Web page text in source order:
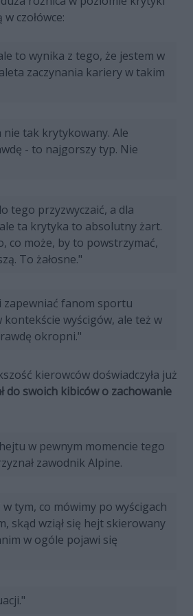
czołówce:
to wynika z tego, że jestem w
zaczynania kariery w takim
nie tak krytykowany. Ale
- to najgorszy typ. Nie
tego przyzwyczaić, a dla
ta krytyka to absolutny żart.
co może, by to powstrzymać,
To żałosne."
zapewniać fanom sportu
wyścigów, ale też w
okropni."
kierowców doświadczyła już
do swoich kibiców o zachowanie
w pewnym momencie tego
zawodnik Alpine.
tym, co mówimy po wyścigach
skąd wziął się hejt skierowany
w ogóle pojawi się